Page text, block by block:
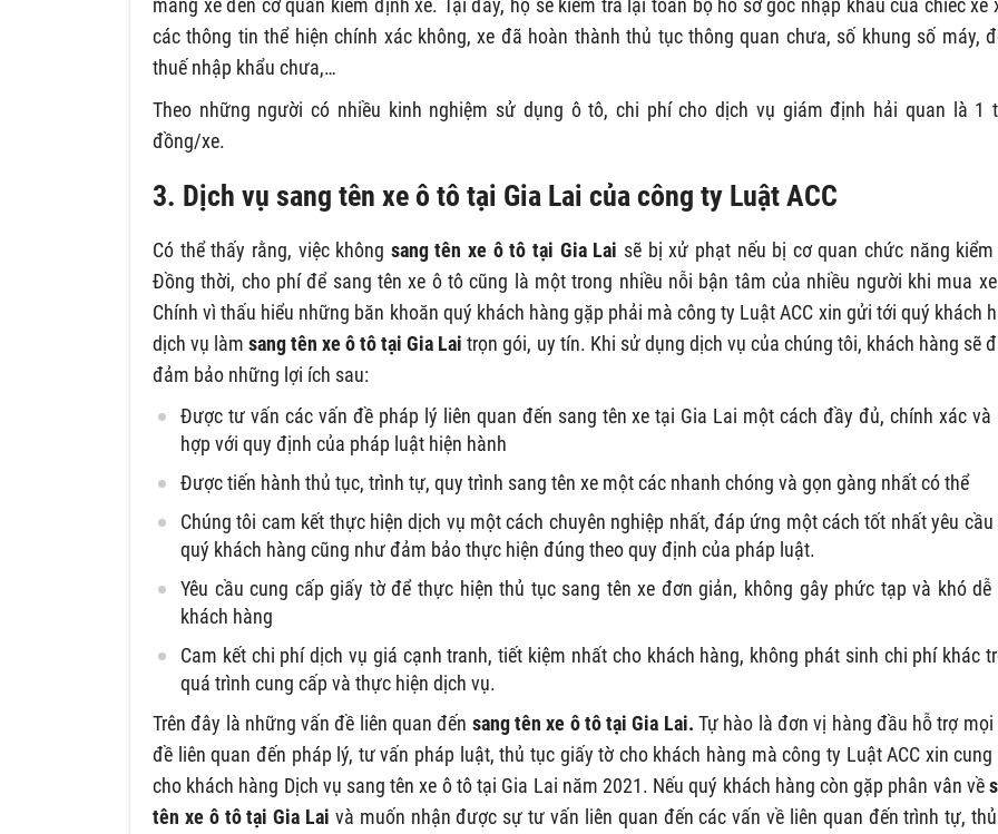
mang xe đến cơ quan kiểm định xe. Tại đây, họ sẽ kiểm tra lại toàn bộ hồ sơ gốc nhập khẩu của chiếc xe
các thông tin thể hiện chính xác không, xe đã hoàn thành thủ tục thông quan chưa, số khung số máy,
thuế nhập khẩu chưa,…
Theo những người có nhiều kinh nghiệm sử dụng ô tô, chi phí cho dịch vụ giám định hải quan là 1
đồng/xe.
3. Dịch vụ sang tên xe ô tô tại Gia Lai của công ty Luật ACC
Có thể thấy rằng, việc không sang tên xe ô tô tại Gia Lai sẽ bị xử phạt nếu bị cơ quan chức năng
Đồng thời, cho phí để sang tên xe ô tô cũng là một trong nhiều nỗi bận tâm của nhiều người khi mua
Chính vì thấu hiểu những băn khoăn quý khách hàng gặp phải mà công ty Luật ACC xin gửi tới quý khách
dịch vụ làmsang tên xe ô tô tại Gia Laitrọn gói, uy tín. Khi sử dụng dịch vụ của chúng tôi, khách hàng sẽ
đảm bảo những lợi ích sau:
Được tư vấn các vấn đề pháp lý liên quan đến sang tên xe tại Gia Lai một cách đầy đủ, chính xác và
hợp với quy định của pháp luật hiện hành
Được tiến hành thủ tục, trình tự, quy trình sang tên xe một các nhanh chóng và gọn gàng nhất có thể
Chúng tôi cam kết thực hiện dịch vụ một cách chuyên nghiệp nhất, đáp ứng một cách tốt nhất yêu cầu
quý khách hàng cũng như đảm bảo thực hiện đúng theo quy định của pháp luật.
Yêu cầu cung cấp giấy tờ để thực hiện thủ tục sang tên xe đơn giản, không gây phức tạp và khó dễ
khách hàng
Cam kết chi phí dịch vụ giá cạnh tranh, tiết kiệm nhất cho khách hàng, không phát sinh chi phí khác
quá trình cung cấp và thực hiện dịch vụ.
Trên đây là những vấn đề liên quan đến sang tên xe ô tô tại Gia Lai.Tự hào là đơn vị hàng đầu hỗ trợ mọi
đề liên quan đến pháp lý, tư vấn pháp luật, thủ tục giấy tờ cho khách hàng mà công ty Luật ACC xin cung
cho khách hàng Dịch vụ sang tên xe ô tô tại Gia Lai năm 2021. Nếu quý khách hàng còn gặp phân vân về
tên xe ô tô tại Gia Lai và muốn nhận được sự tư vấn liên quan đến các vấn về liên quan đến trình tự,